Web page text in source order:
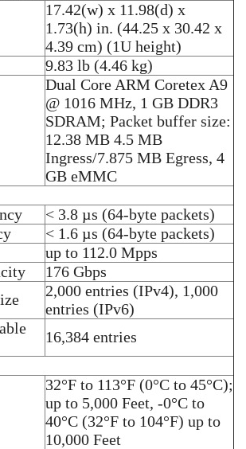
17.42(w) x 11.98(d) x
1.73(h) in. (44.25 x 30.42 x
4.39 cm) (1U height)
9.83 lb (4.46 kg)
Dual Core ARM Coretex A9
@ 1016 MHz, 1 GB DDR3
SDRAM; Packet buffer size:
12.38 MB 4.5 MB
Ingress/7.875 MB Egress, 4
GB eMMC
< 3.8 µs (64-byte packets)
< 1.6 µs (64-byte packets)
up to 112.0 Mpps
176 Gbps
2,000 entries (IPv4), 1,000
entries (IPv6)
16,384 entries
32°F to 113°F (0°C to 45°C);
up to 5,000 Feet, -0°C to
40°C (32°F to 104°F) up to
10,000 Feet